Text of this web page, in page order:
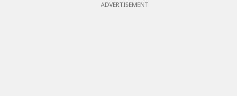
ADVERTISEMENT